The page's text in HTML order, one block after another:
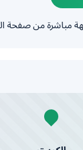
من صفحة الدليل.